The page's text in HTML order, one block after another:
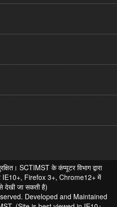
SCTIMST के कंप्यूटर विभाग द्वारा
IE10+, Firefox 3+, Chrome12+ में
से देखी जा सकती है)
Developed and Maintained